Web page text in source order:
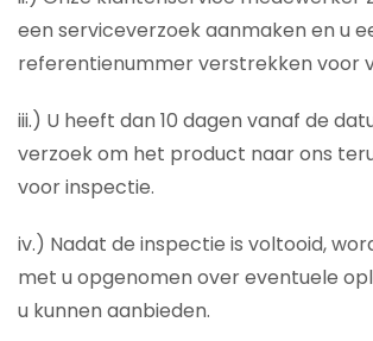
een serviceverzoek aanmaken en u
referentienummer verstrekken voor
iii.) U heeft dan 10 dagen vanaf de
verzoek om het product naar ons
voor inspectie.
iv.) Nadat de inspectie is voltooid,
met u opgenomen over eventuele
u kunnen aanbieden.